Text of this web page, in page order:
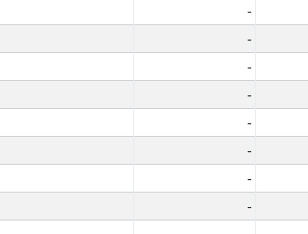
-
-
-
-
-
-
-
-